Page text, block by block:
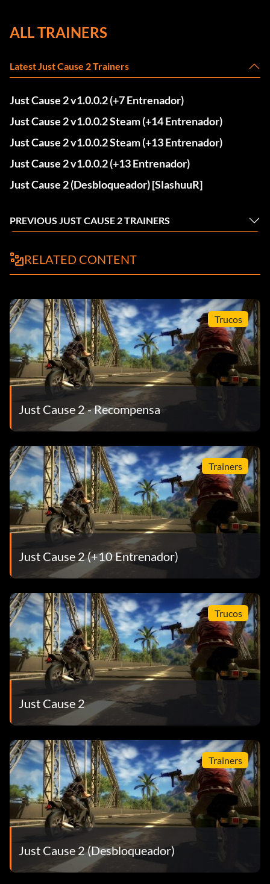
ALL TRAINERS
Latest Just Cause 2 Trainers
Just Cause 2 v1.0.0.2 (+7 Entrenador)
Just Cause 2 v1.0.0.2 Steam (+14 Entrenador)
Just Cause 2 v1.0.0.2 Steam (+13 Entrenador)
Just Cause 2 v1.0.0.2 (+13 Entrenador)
Just Cause 2 (Desbloqueador) [SlashuuR]
PREVIOUS JUST CAUSE 2 TRAINERS
RELATED CONTENT
Trucos
Just Cause 2 - Recompensa
Trainers
Just Cause 2 (+10 Entrenador)
Trucos
Just Cause 2
Trainers
Just Cause 2 (Desbloqueador)